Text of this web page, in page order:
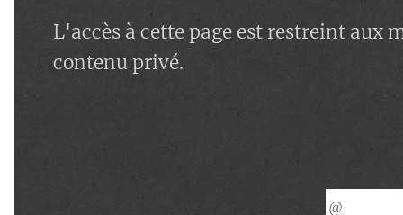
L'accès à cette page est restreint aux
contenu privé.